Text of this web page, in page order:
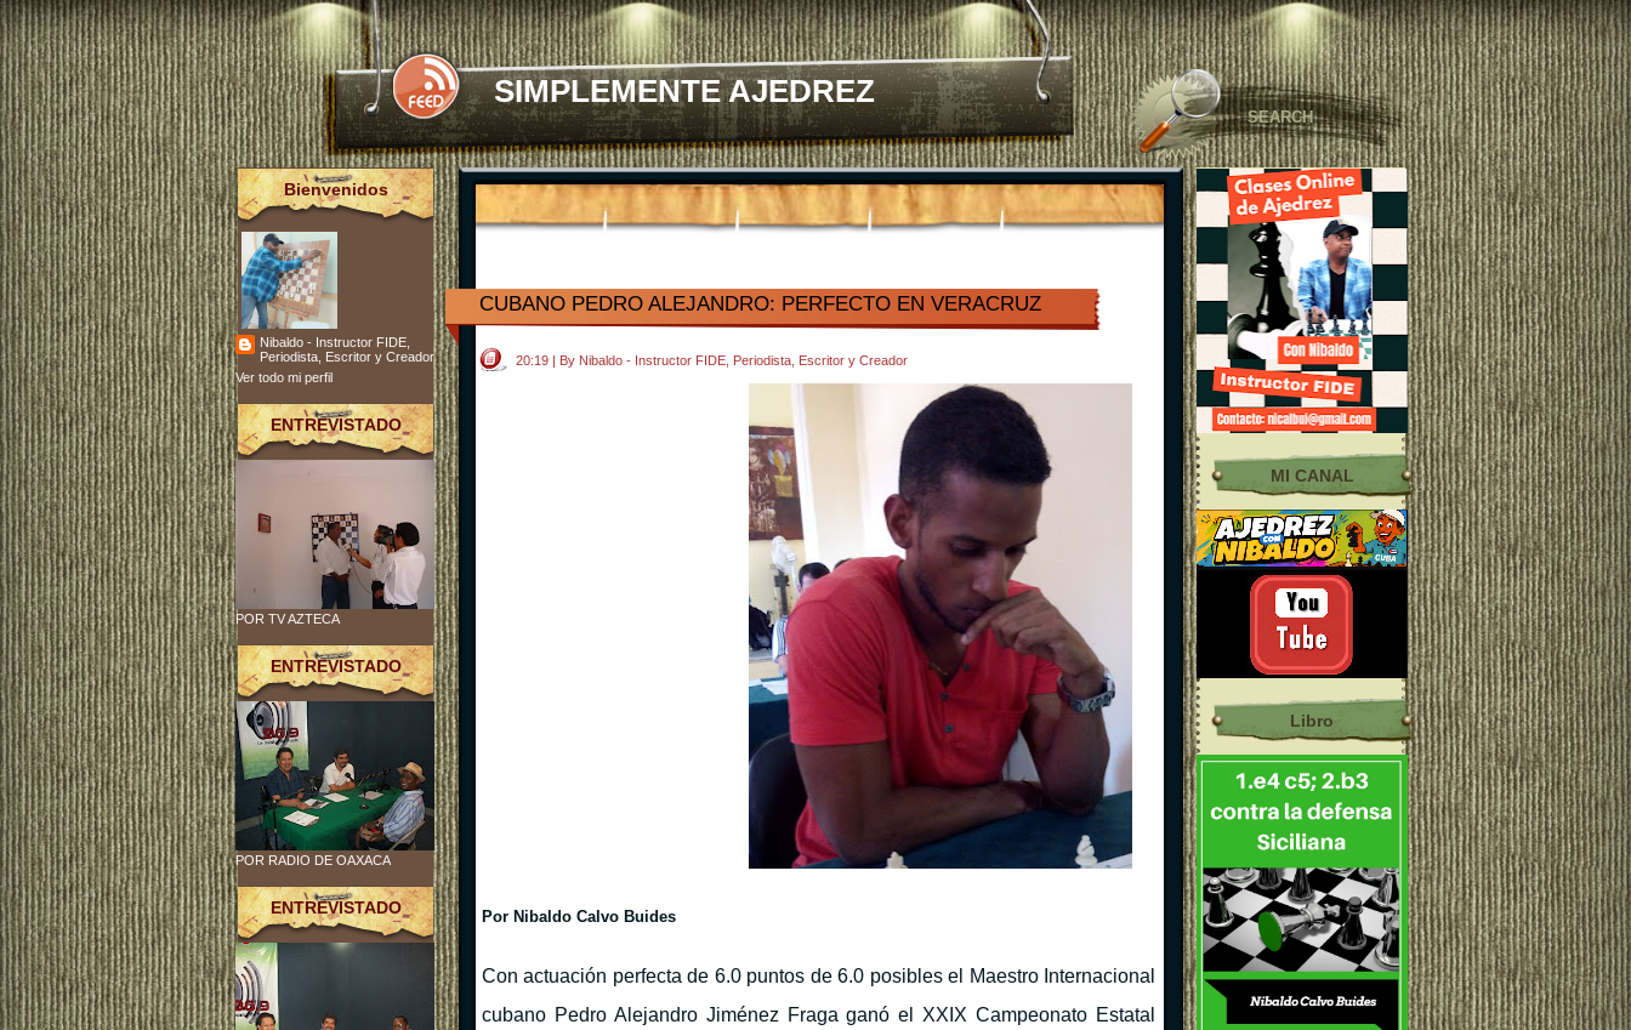
SIMPLEMENTE AJEDREZ
CUBANO PEDRO ALEJANDRO: PERFECTO EN VERACRUZ
20:19 | By Nibaldo - Instructor FIDE, Periodista, Escritor y Creador
Por Nibaldo Calvo Buides
Con actuación perfecta de 6.0 puntos de 6.0 posibles el Maestro Internacional
cubano Pedro Alejandro Jiménez Fraga ganó el XXIX Campeonato Estatal
Bienvenidos
Nibaldo - Instructor FIDE,
Periodista, Escritor y Creador
Ver todo mi perfil
ENTREVISTADO
POR TV AZTECA
ENTREVISTADO
POR RADIO DE OAXACA
ENTREVISTADO
MI CANAL
Libro